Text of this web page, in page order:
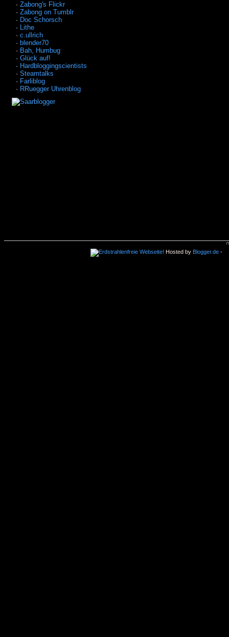
· Zabong's Flickr
· Zabong on Tumblr
· Doc Schorsch
· Lithe
· c.ullrich
· blender70
· Bah, Humbug
· Glück auf!
· Hardbloggingscientists
· Steamtalks
· Farliblog
· RRuegger Uhrenblog
Hosted by Blogger.de-